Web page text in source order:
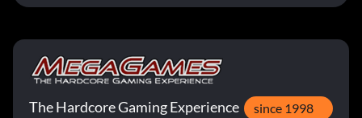
The Hardcore Gaming Experience since 1998